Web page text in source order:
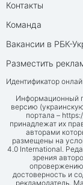
Контакты
Команда
Вакансии в РБК-
Разместить
Идентификатор
Информационный
версию
портала –
принадлежат их
авторами
размещены на
4.0 International.
зрения
достоверность и
рекламодатель.